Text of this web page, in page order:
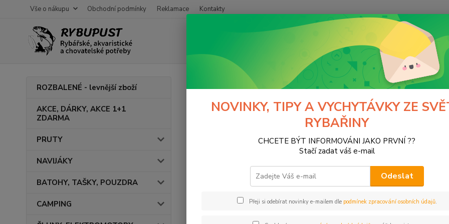
Vše o nákupu Obchodní podmínky Reklamace Kontakty
ROZBALENÉ - levnější zboží
AKCE, DÁRKY, AKCE 1+1
ZDARMA
PRUTY
NAVIJÁKY
BATOHY, TAŠKY, POUZDRA
CAMPING
Pruty
Pruty Bolognese
Pruty na přívlač
Kč Od
NOVINKY, TIPY A VYCHYTÁVKY ZE
RYBAŘINY
CHCETE BÝT INFORMOVÁNI JAKO PRVNÍ ??
Stačí zadat váš e-mail
Odeslat
Přeji si odebírat novinky e-mailem dle podmínek zpracování osobních údajů.